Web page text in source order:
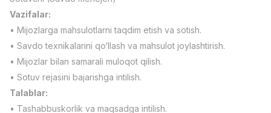
Full time job
Ish joyidan
Агент по продажам
Договорная
LION_ESTATE
Full time job
Ish joyidan
Преподаватель английского языка по
Vazifalar:
• Mijozlarga mahsulotlarni taqdim etish va sotish.
• Savdo texnikalarini qo‘llash va mahsulot joylashtirish.
• Mijozlar bilan samarali muloqot qilish.
• Sotuv rejasini bajarishga intilish.
Talablar:
• Tashabbuskorlik va maqsadga intilish.
Вакансии